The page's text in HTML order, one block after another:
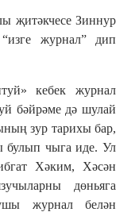
җитәкчесе Зиннур
журнал” дип
кебек журнал
бәйрәме дә шулай
зур тарихы бар,
булып чыга иде. Ул
Хәким, Хәсән
дөньяга
журнал белән